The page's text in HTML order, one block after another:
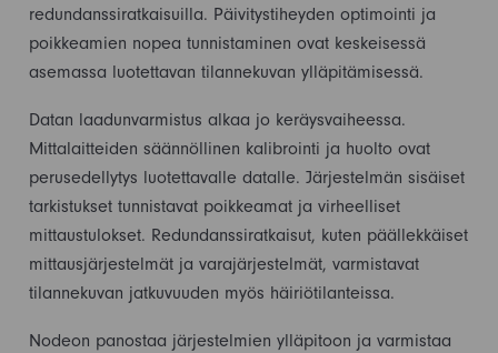
redundanssiratkaisuilla. Päivitystiheyden optimointi ja
poikkeamien nopea tunnistaminen ovat keskeisessä
asemassa luotettavan tilannekuvan ylläpitämisessä.
Datan laadunvarmistus alkaa jo keräysvaiheessa.
Mittalaitteiden säännöllinen kalibrointi ja huolto ovat
perusedellytys luotettavalle datalle. Järjestelmän sisäiset
tarkistukset tunnistavat poikkeamat ja virheelliset
mittaustulokset. Redundanssiratkaisut, kuten päällekkäiset
mittausjärjestelmät ja varajärjestelmät, varmistavat
tilannekuvan jatkuvuuden myös häiriötilanteissa.
Nodeon panostaa järjestelmien ylläpitoon ja varmistaa